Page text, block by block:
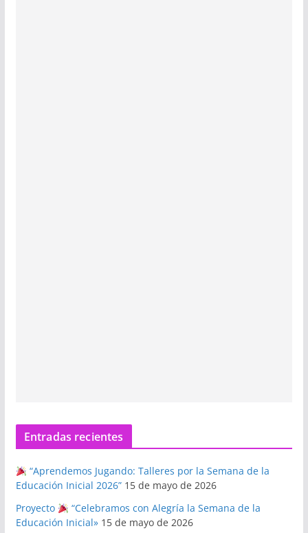
Entradas recientes
“Aprendemos Jugando: Talleres por la Semana de la
Educación Inicial 2026” 15 de mayo de 2026
Proyecto
“Celebramos con Alegría la Semana de la
Educación Inicial» 15 de mayo de 2026